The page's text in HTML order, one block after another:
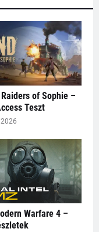
of Sophie –
Teszt
Warfare 4 –